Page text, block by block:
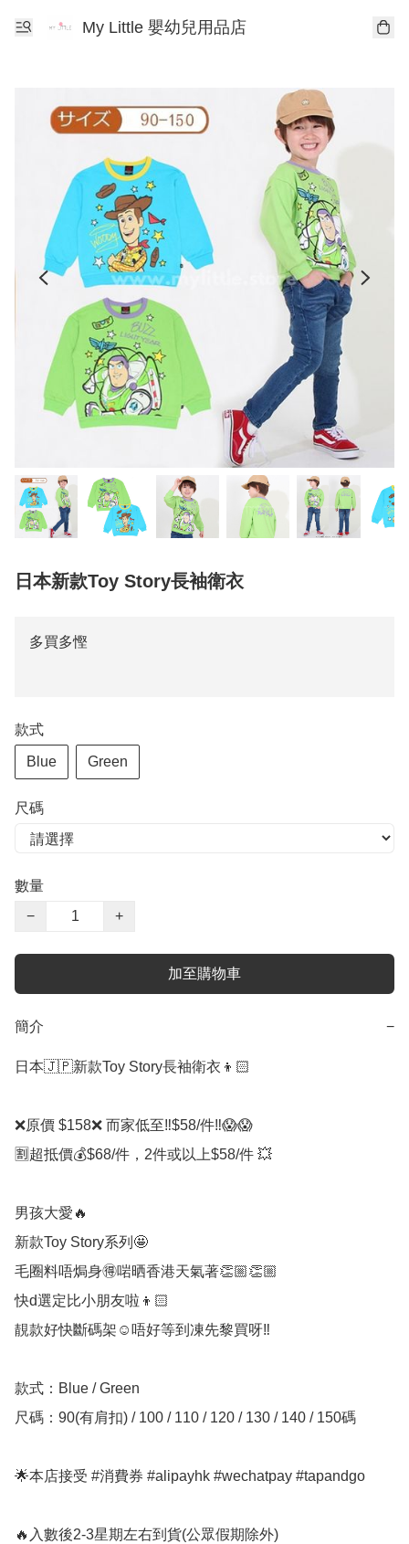
My Little 嬰幼兒用品店
日本新款Toy Story長袖衛衣
多買多慳
款式
Blue Green
尺碼
數量
−
+
加至購物車
簡介 −
日本🇯🇵新款Toy Story長袖衛衣👦🏻
❌原價 $158❌ 而家低至‼️$58/件‼️😱😱
🈹超抵價💰$68/件，2件或以上$58/件 💥
男孩大愛🔥
新款Toy Story系列🤩
毛圈料唔焗身🉐️啱晒香港天氣著👏🏼👏🏼
快d選定比小朋友啦👦🏻
靚款好快斷碼架☺️唔好等到凍先黎買呀‼️
款式：Blue / Green
尺碼：90(有肩扣) / 100 / 110 / 120 / 130 / 140 / 150碼
🌟本店接受 #消費券 #alipayhk #wechatpay #tapandgo
🔥入數後2-3星期左右到貨(公眾假期除外)